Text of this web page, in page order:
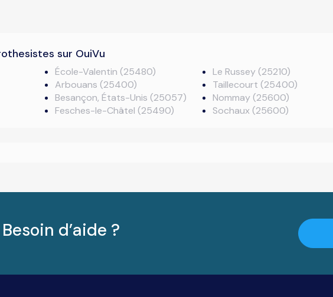
sur OuiVu
École-Valentin (25480)
Arbouans (25400)
Besançon, États-Unis (25057)
Fesches-le-Châtel (25490)
Le Russey (25210)
Taillecourt (25400)
Nommay (25600)
Sochaux (25600)
d’aide ?